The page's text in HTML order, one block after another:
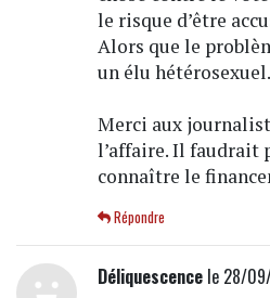
le risque d’être
Alors que le
un élu hétérosexuel.
Merci aux
l’affaire. Il faudrait
connaître le
Répondre
Déliquescencele 28/